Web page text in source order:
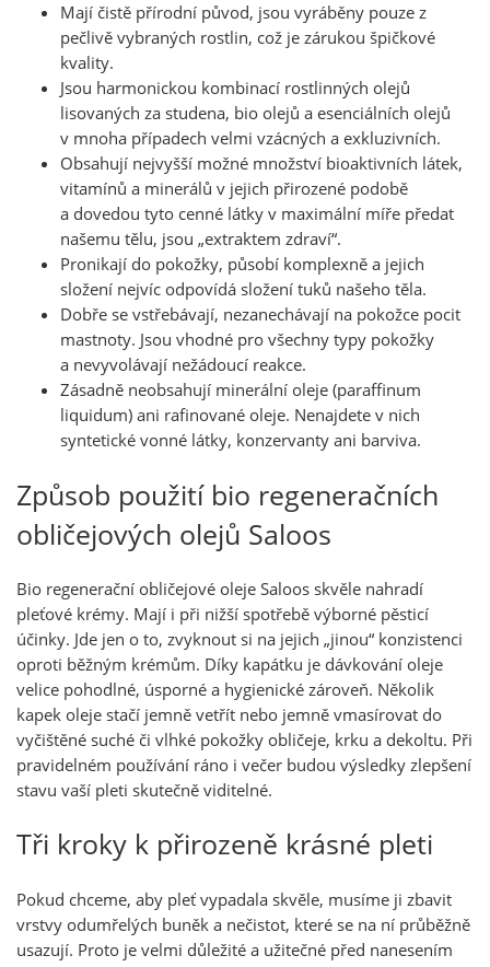
Mají čistě přírodní původ, jsou vyráběny pouze z
pečlivě vybraných rostlin, což je zárukou špičkové
kvality.
Jsou harmonickou kombinací rostlinných olejů
lisovaných za studena, bio olejů a esenciálních olejů
v mnoha případech velmi vzácných a exkluzivních.
Obsahují nejvyšší možné množství bioaktivních látek,
vitamínů a minerálů v jejich přirozené podobě
a dovedou tyto cenné látky v maximální míře předat
našemu tělu, jsou „extraktem zdraví“.
Pronikají do pokožky, působí komplexně a jejich
složení nejvíc odpovídá složení tuků našeho těla.
Dobře se vstřebávají, nezanechávají na pokožce pocit
mastnoty. Jsou vhodné pro všechny typy pokožky
a nevyvolávají nežádoucí reakce.
Zásadně neobsahují minerální oleje (paraffinum
liquidum) ani rafinované oleje. Nenajdete v nich
syntetické vonné látky, konzervanty ani barviva.
Způsob použití bio regeneračních
obličejových olejů Saloos
Bio regenerační obličejové oleje Saloos skvěle nahradí
pleťové krémy. Mají i při nižší spotřebě výborné pěsticí
účinky. Jde jen o to, zvyknout si na jejich „jinou“ konzistenci
oproti běžným krémům. Díky kapátku je dávkování oleje
velice pohodlné, úsporné a hygienické zároveň. Několik
kapek oleje stačí jemně vetřít nebo jemně vmasírovat do
vyčištěné suché či vlhké pokožky obličeje, krku a dekoltu. Při
pravidelném používání ráno i večer budou výsledky zlepšení
stavu vaší pleti skutečně viditelné.
Tři kroky k přirozeně krásné pleti
Pokud chceme, aby pleť vypadala skvěle, musíme ji zbavit
vrstvy odumřelých buněk a nečistot, které se na ní průběžně
usazují. Proto je velmi důležité a užitečné před nanesením